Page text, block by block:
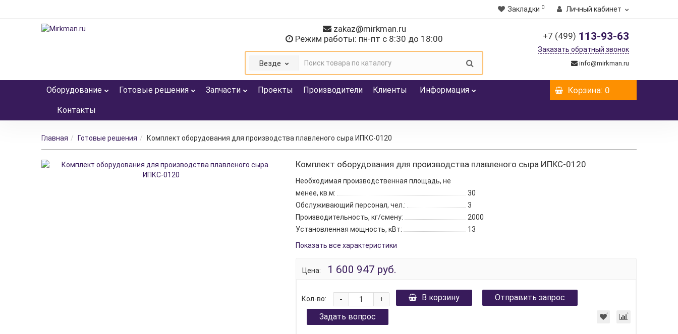
Закладки 0 Личный кабинет
zakaz@mirkman.ru
Режим работы: пн-пт с 8:30 до 18:00
Везде
+7 (499) 113-93-63
Заказать обратный звонок
info@mirkman.ru
Оборудование Готовые решения Запчасти Проекты Производители Клиенты Информация
Контакты
Корзина: 0
Главная Готовые решения Комплект оборудования для производства плавленого сыра ИПКС-0120
Комплект оборудования для производства плавленого сыра ИПКС-0120
Необходимая производственная площадь, не
менее, кв.м:
30
Обслуживающий персонал, чел.:
3
Производительность, кг/смену:
2000
Установленная мощность, кВт:
13
Показать все характеристики
Цена: 1 600 947 руб.
Кол-во: +
- В корзину
Отправить запрос
Задать вопрос